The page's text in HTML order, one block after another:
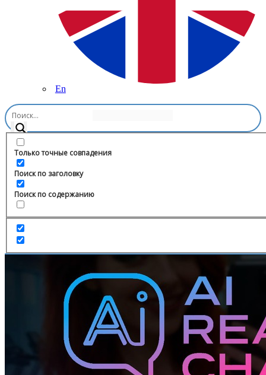
En
Только точные совпадения
Поиск по заголовку
Поиск по содержанию
Главная